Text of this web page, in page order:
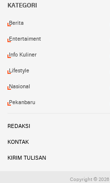
KATEGORI
Berita
Entertaiment
Info Kuliner
Lifestyle
Nasional
Pekanbaru
REDAKSI
KONTAK
KIRIM TULISAN
Copyright © 2026